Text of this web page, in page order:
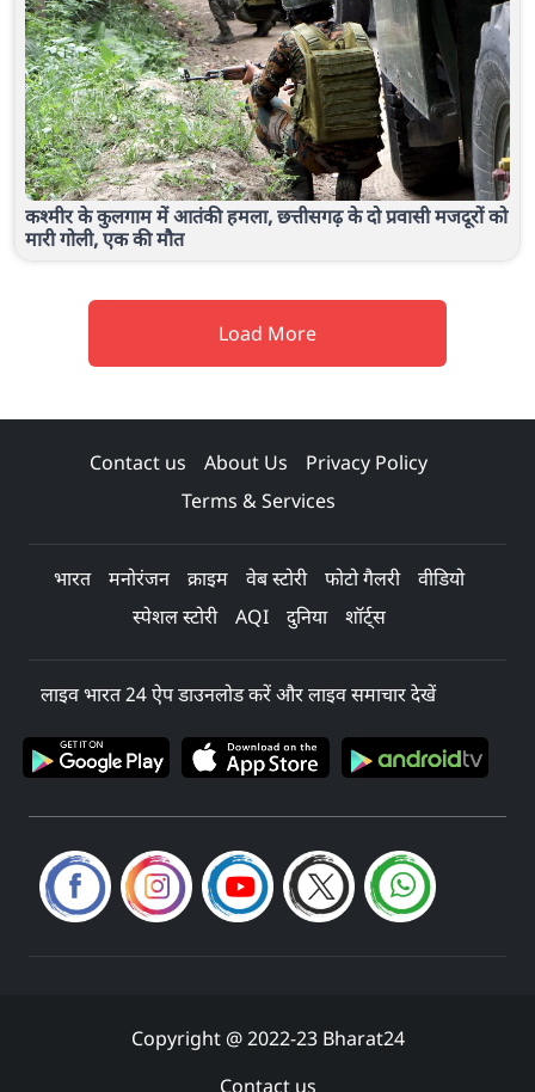
कश्मीर के कुलगाम में आतंकी हमला, छत्तीसगढ़ के दो प्रवासी मजदूरों को
मारी गोली, एक की मौत
Load More
Contact us About Us
Privacy Policy
Terms & Services
भारत मनोरंजन क्राइम वेब स्टोरी फोटो गैलरी
वीडियो
स्पेशल स्टोरी
AQI दुनिया शॉर्ट्स
लाइव भारत 24 ऐप डाउनलोड करें और लाइव समाचार देखें
Copyright @ 2022-23 Bharat24
Contact us